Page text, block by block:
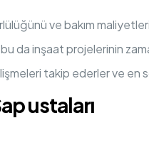
ve bakım
da inşaat projelerinin
takip ederler ve en
ustaları